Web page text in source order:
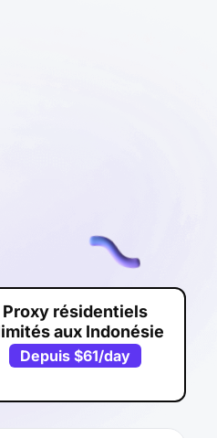
Proxy résidentiels
aux Indonésie
Depuis$61/day